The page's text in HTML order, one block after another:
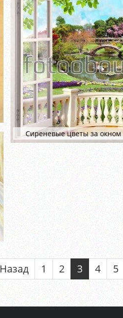
Сиреневые цветы за окном
Назад 1 2 3 4 5